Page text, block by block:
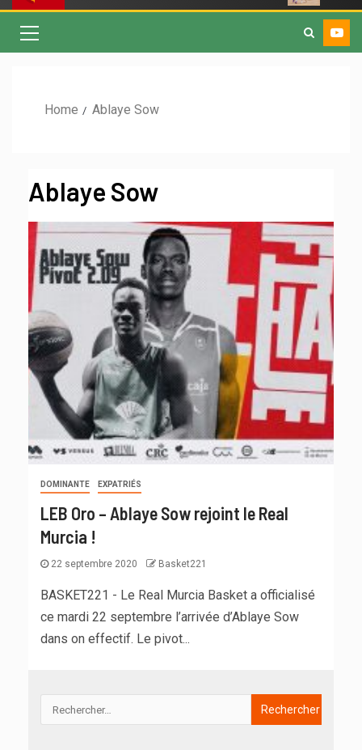
Home Ablaye Sow
Ablaye Sow
DOMINANTE EXPATRIÉS
LEB Oro – Ablaye Sow rejoint le Real
Murcia !
22 septembre 2020 Basket221
BASKET221 - Le Real Murcia Basket a officialisé
ce mardi 22 septembre l’arrivée d’Ablaye Sow
dans on effectif. Le pivot...